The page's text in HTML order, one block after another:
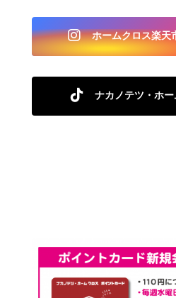
ホームクロス楽
ナカノテツ・ホ